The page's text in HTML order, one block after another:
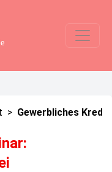
> Gewerbliches